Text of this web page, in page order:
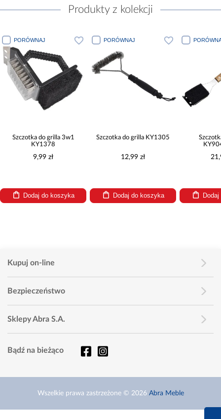
Produkty z kolekcji
PORÓWNAJ
Szczotka do grilla 3w1
KY1378
9,99 zł
Dodaj do koszyka
PORÓWNAJ
Szczotka do grilla KY1305
12,99 zł
Dodaj do koszyka
Kupuj on-line
Bezpieczeństwo
Sklepy Abra S.A.
Bądź na bieżąco
Wszelkie prawa zastrzeżone © 2026 Abra Meble